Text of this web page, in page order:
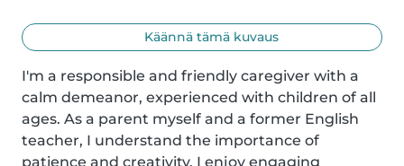
Käännä tämä kuvaus
I'm a responsible and friendly caregiver with a
calm demeanor, experienced with children of all
ages. As a parent myself and a former English
teacher, I understand the importance of
patience and creativity. I enjoy engaging